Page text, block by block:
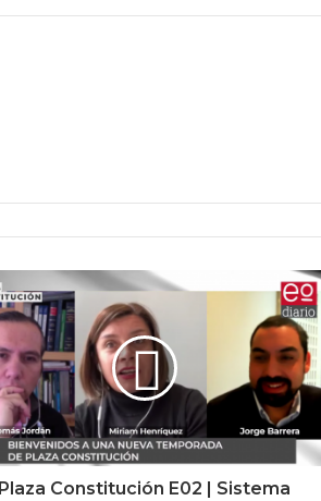
Plaza Constitución E02 | Sistema